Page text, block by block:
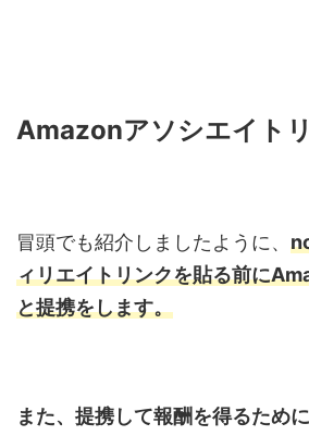
Amazonアソシエイト
冒頭でも紹介しましたように、
ィリエイトリンクを貼る前に
と提携をします。
また、提携して報酬を得るため